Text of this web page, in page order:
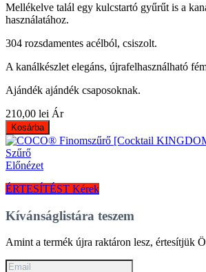
Mellékelve talál egy kulcstartó gyűrűt is a
használatához.
304 rozsdamentes acélból, csiszolt.
A kanálkészlet elegáns, újrafelhasználható
Ajándék ajándék csaposoknak.
210,00 lei Ár
Kosárba
Előnézet
ÉRTESÍTÉST Kérek
Kívánságlistára teszem
Amint a termék újra raktáron lesz, értesítjük